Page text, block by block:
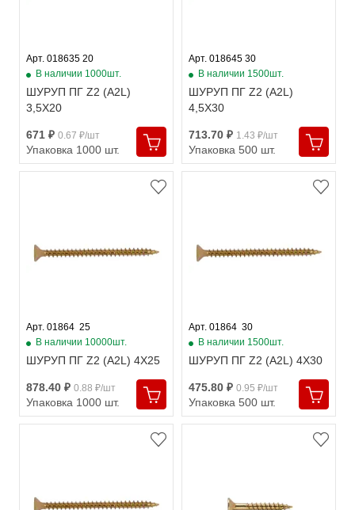
Арт. 018635 20
В наличии 1000шт.
ШУРУП ПГ Z2 (A2L)
3,5X20
671 ₽ 0.67 ₽/шт
Упаковка 1000 шт.
Арт. 018645 30
В наличии 1500шт.
ШУРУП ПГ Z2 (A2L)
4,5X30
713.70 ₽ 1.43 ₽/шт
Упаковка 500 шт.
Арт. 01864  25
В наличии 10000шт.
ШУРУП ПГ Z2 (A2L) 4X25
878.40 ₽ 0.88 ₽/шт
Упаковка 1000 шт.
Арт. 01864  30
В наличии 1500шт.
ШУРУП ПГ Z2 (A2L) 4X30
475.80 ₽ 0.95 ₽/шт
Упаковка 500 шт.